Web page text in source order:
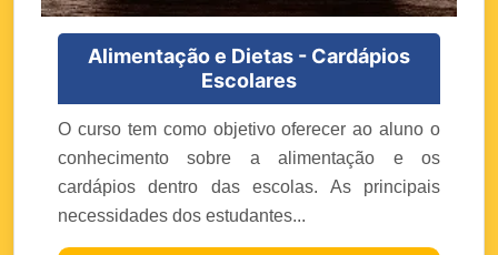
Alimentação e Dietas - Cardápios
Escolares
O curso tem como objetivo oferecer ao aluno o
conhecimento sobre a alimentação e os
cardápios dentro das escolas. As principais
necessidades dos estudantes...